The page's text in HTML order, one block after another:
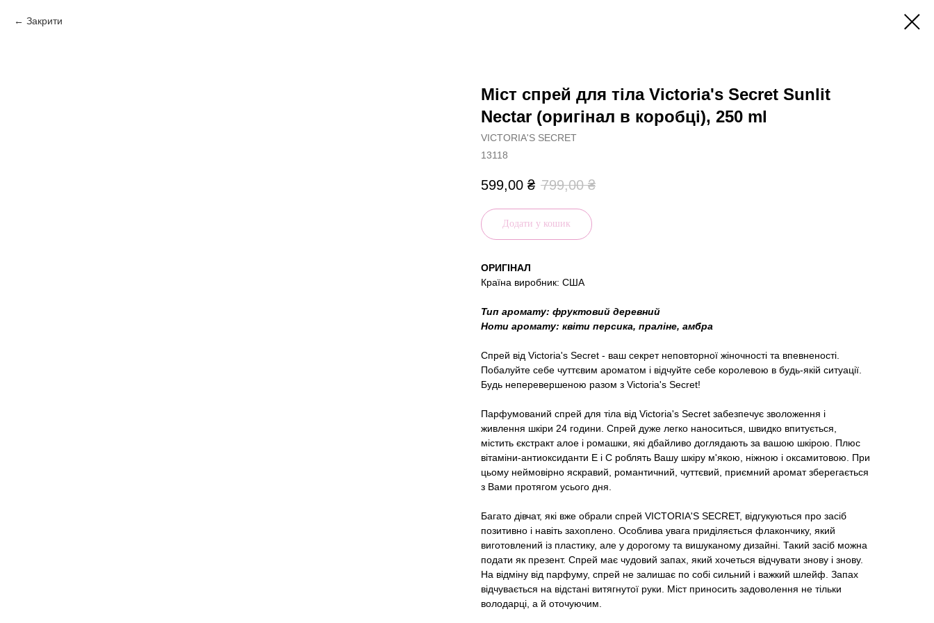
Закрити
Міст спрей для тіла Victoria's Secret Sunlit
Nectar (оригінал в коробці), 250 ml
VICTORIA'S SECRET
13118
599,00 ₴ 799,00 ₴
Додати у кошик
ОРИГІНАЛ
Країна виробник: США
Тип аромату: фруктовий деревний
Ноти аромату: квіти персика, праліне, амбра
Спрей від Victoria's Secret - ваш секрет неповторної жіночності та впевненості.
Побалуйте себе чуттєвим ароматом і відчуйте себе королевою в будь-якій ситуації.
Будь неперевершеною разом з Victoria's Secret!
Парфумований спрей для тіла від Victoria's Secret забезпечує зволоження і
живлення шкіри 24 години. Спрей дуже легко наноситься, швидко впитується,
містить єкстракт алое і ромашки, які дбайливо доглядають за вашою шкірою. Плюс
вітаміни-антиоксиданти Е і С роблять Вашу шкіру м'якою, ніжною і оксамитовою. При
цьому неймовірно яскравий, романтичний, чуттєвий, приємний аромат зберегається
з Вами протягом усього дня.
Багато дівчат, які вже обрали спрей VICTORIA'S SECRET, відгукуються про засіб
позитивно і навіть захоплено. Особлива увага приділяється флакончику, який
виготовлений із пластику, але у дорогому та вишуканому дизайні. Такий засіб можна
подати як презент. Спрей має чудовий запах, який хочеться відчувати знову і знову.
На відміну від парфуму, спрей не залишає по собі сильний і важкий шлейф. Запах
відчувається на відстані витягнутої руки. Міст приносить задоволення не тільки
володарці, а й оточуючим.